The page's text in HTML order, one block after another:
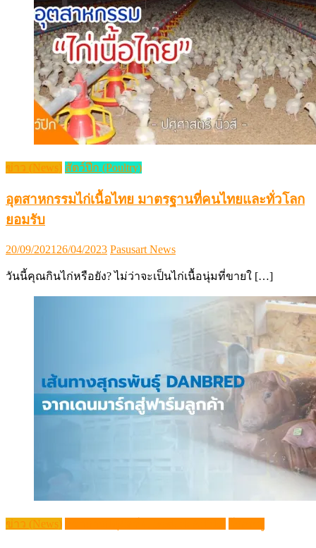
ข่าว (News) สัตว์ปีก (Poultry)
อุตสาหกรรมไก่เนื้อไทย มาตรฐานที่คนไทยและทั่วโลก
ยอมรับ
Posted
20/09/2021 26/04/2023 Author
Pasusart News
วันนี้คุณกินไก่หรือยัง? ไม่ว่าจะเป็นไก่เนื้อนุ่มที่ขายใ […]
ข่าว (News)